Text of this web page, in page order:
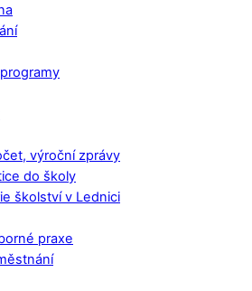
výroční zprávy
do školy
školství v Lednici
praxe